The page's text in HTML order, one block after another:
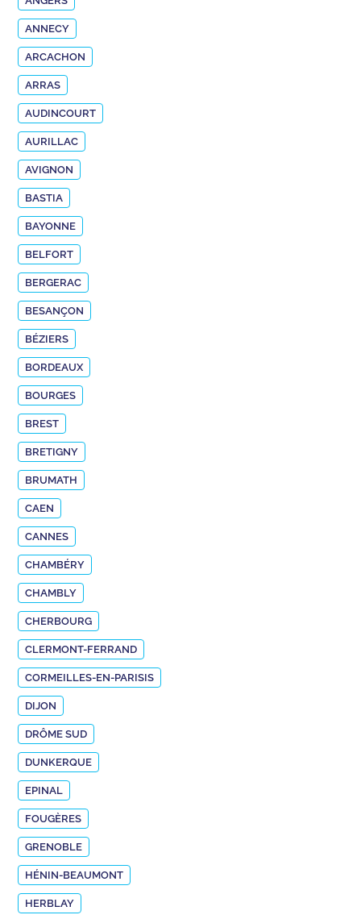
ANNECY
ARCACHON
ARRAS
AUDINCOURT
AURILLAC
AVIGNON
BASTIA
BAYONNE
BELFORT
BERGERAC
BESANÇON
BÉZIERS
BORDEAUX
BOURGES
BREST
BRETIGNY
BRUMATH
CAEN
CANNES
CHAMBÉRY
CHAMBLY
CHERBOURG
CLERMONT-FERRAND
CORMEILLES-EN-PARISIS
DIJON
DRÔME SUD
DUNKERQUE
EPINAL
FOUGÈRES
GRENOBLE
HÉNIN-BEAUMONT
HERBLAY